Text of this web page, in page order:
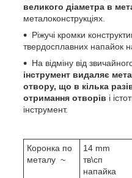
великого діаметра в
металоконструкціях.
Ріжучі кромки
твердосплавних напайок
На відміну від
інструмент видаляє
отвору, що в кілька
отримання отворів і
інструмент.
Коронка по
металу ~
14 mm
тв\сп
напайка